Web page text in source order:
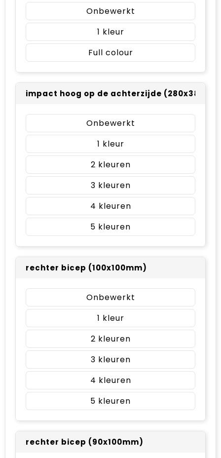
Onbewerkt
1
Full colour
impact hoog op de achterzijde
Onbewerkt
1
2
3
4
5
rechter bicep (100x100mm)
Onbewerkt
1
2
3
4
5
rechter bicep (90x100mm)